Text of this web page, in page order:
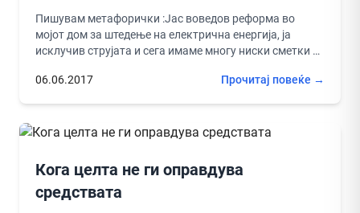
Пишувам метафорички :Јас воведов реформа во
мојот дом за штедење на електрична енергија, ја
исклучив струјата и сега имаме многу ниски сметки за
06.06.2017
Прочитај повеќе →
Кога целта не ги оправдува
средствата